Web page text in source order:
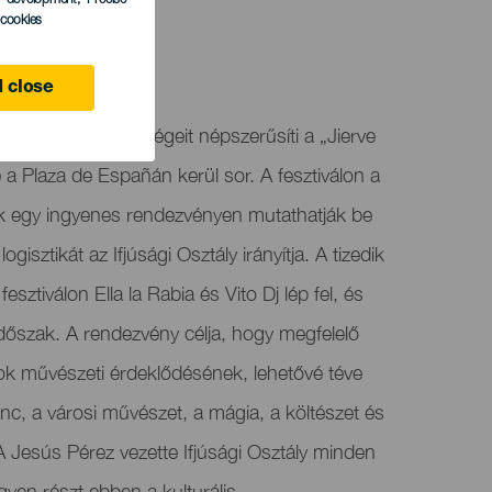
close
város fiatal tehetségeit népszerűsíti a „Jierve
a Plaza de Españán kerül sor. A fesztiválon a
egy ingyenes rendezvényen mutathatják be
az Ifjúsági Osztály irányítja. A tizedik
Ella la Rabia és Vito Dj lép fel, és
A rendezvény célja, hogy megfelelő
művészeti érdeklődésének, lehetővé téve
a városi művészet, a mágia, a költészet és
Pérez vezette Ifjúsági Osztály minden